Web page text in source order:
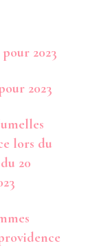
2023
2023
lors du
20